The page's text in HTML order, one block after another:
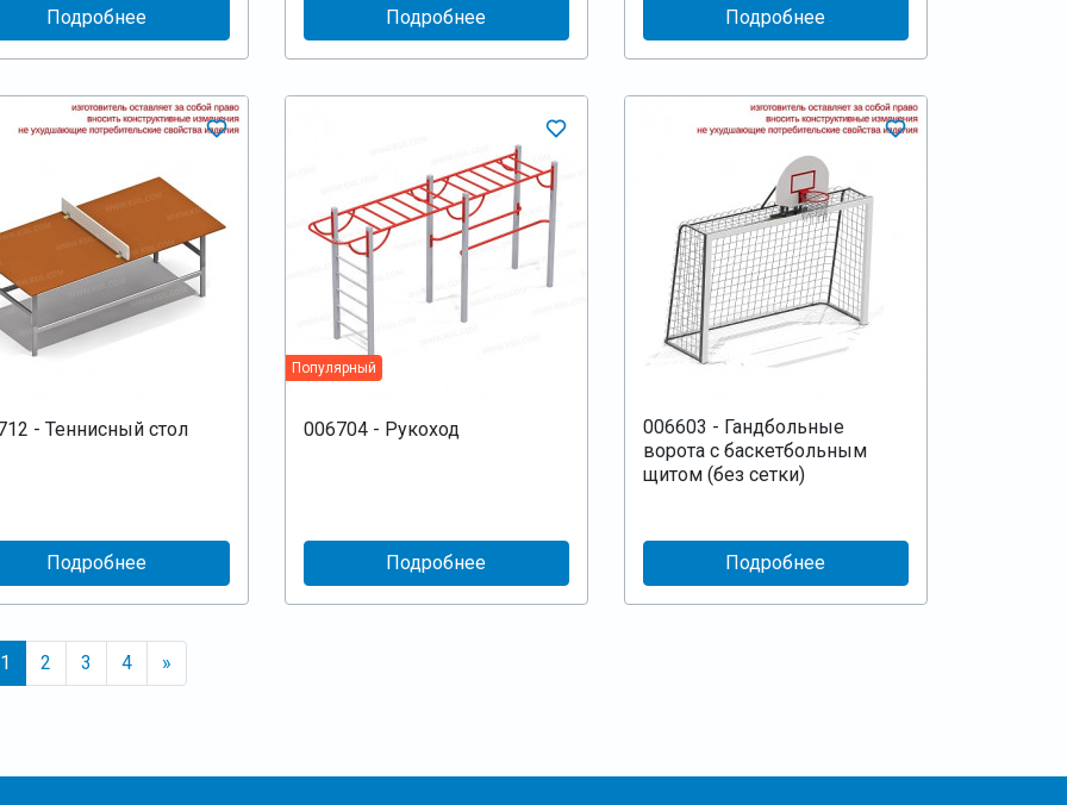
Подробнее Подробнее Подробнее
- Теннисный стол
Подробнее
Популярный
006704 - Рукоход
Подробнее
006603 - Гандбольные
ворота с баскетбольным
щитом (без сетки)
Подробнее
1 2 3 4 »